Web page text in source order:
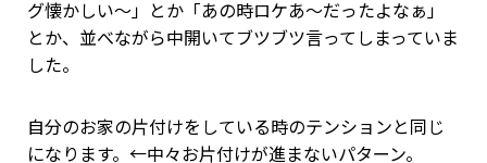
グ懐かしい～」とか「あの時ロケあ～だったよなぁ」
とか、並べながら中開いてブツブツ言ってしまっていま
した。
自分のお家の片付けをしている時のテンションと同じ
になります。←中々お片付けが進まないパターン。